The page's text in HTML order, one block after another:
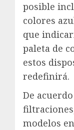
posible
colores
que
paleta de
estos
redefinirá.
De
modelos